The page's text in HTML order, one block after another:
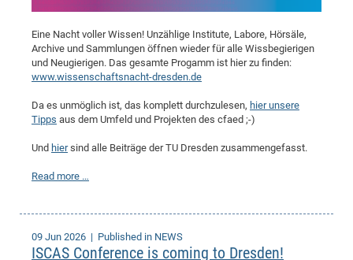
Eine Nacht voller Wissen! Unzählige Institute, Labore, Hörsäle,
Archive und Sammlungen öffnen wieder für alle Wissbegierigen
und Neugierigen. Das gesamte Progamm ist hier zu finden:
www.wissenschaftsnacht-dresden.de
Da es unmöglich ist, das komplett durchzulesen, hier unsere
Tipps aus dem Umfeld und Projekten des cfaed ;-)
Und hiersind alle Beiträge der TU Dresden zusammengefasst.
Read more …
09 Jun 2026 | Published in NEWS
ISCAS Conference is coming to Dresden!